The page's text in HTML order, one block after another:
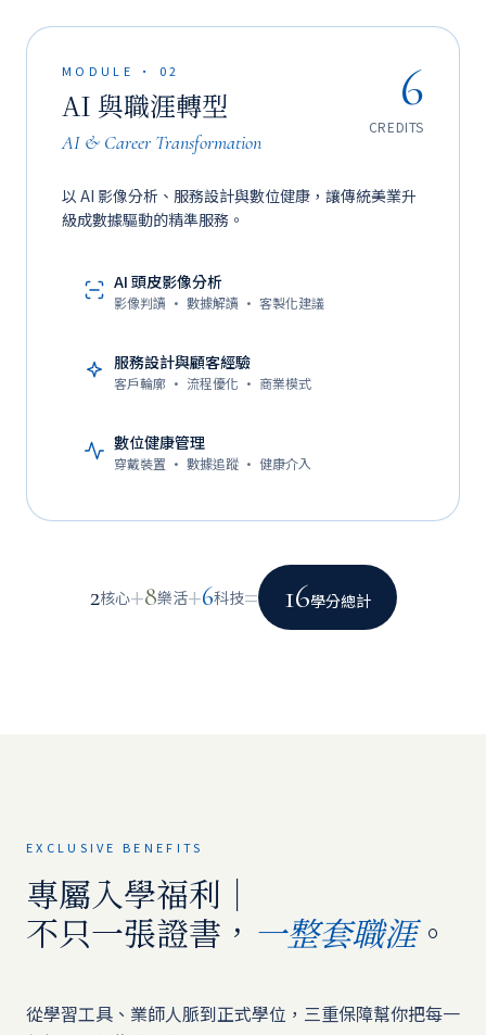
MODULE · 02
AI 與職涯轉型
AI & Career Transformation
6
CREDITS
以 AI 影像分析、服務設計與數位健康，讓傳統美業升
級成數據驅動的精準服務。
AI 頭皮影像分析
影像判讀 · 數據解讀 · 客製化建議
服務設計與顧客經驗
客戶輪廓 · 流程優化 · 商業模式
數位健康管理
穿戴裝置 · 數據追蹤 · 健康介入
2核心+8樂活+6科技= 16學分總計
EXCLUSIVE BENEFITS
專屬入學福利｜
不只一張證書， 一整套職涯。
從學習工具、業師人脈到正式學位，三重保障幫你把每一